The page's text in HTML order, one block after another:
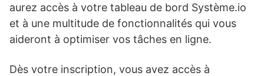
aurez accès à votre tableau de bord Système.io
et à une multitude de fonctionnalités qui vous
aideront à optimiser vos tâches en ligne.
Dès votre inscription, vous avez accès à